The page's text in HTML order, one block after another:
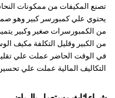
تصنع المكيفات من ممكونات
يحتوي علي كمبورسر كبير وهو
من الكمبورسرات صغير وكبير
من الكبير وقليل التكلفة مكيف
في الوقت الحاضر عملت علي
التكاليف المالية عملت علي